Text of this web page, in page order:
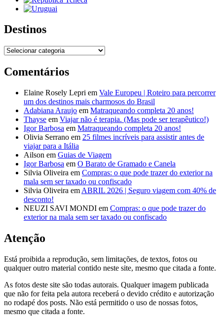
Destinos
Destinos
Comentários
Elaine Rosely Lepri em Vale Europeu | Roteiro para percorrer
um dos destinos mais charmosos do Brasil
Adabiana Araujo em Matraqueando completa 20 anos!
Thayse em Viajar não é terapia. (Mas pode ser terapêutico!)
Igor Barbosa em Matraqueando completa 20 anos!
Olivia Serrano em 25 filmes incríveis para assistir antes de
viajar para a Itália
Ailson em Guias de Viagem
Igor Barbosa em O Barato de Gramado e Canela
Silvia Oliveira em Compras: o que pode trazer do exterior na
mala sem ser taxado ou confiscado
Silvia Oliveira em ABRIL 2026 | Seguro viagem com 40% de
desconto!
NEUZI SAVI MONDI em Compras: o que pode trazer do
exterior na mala sem ser taxado ou confiscado
Atenção
Está proibida a reprodução, sem limitações, de textos, fotos ou
qualquer outro material contido neste site, mesmo que citada a fonte.
As fotos deste site são todas autorais. Qualquer imagem publicada
que não for feita pela autora receberá o devido crédito e autorização
no rodapé dos posts. Não está permitido o uso de nossas fotos,
mesmo que citada a fonte.